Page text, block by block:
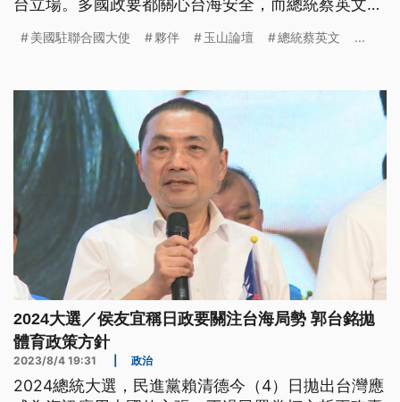
安全可信賴的夥伴。
美國駐聯合國大使 夥伴 玉山論壇 總統蔡英文 ...
2024大選／侯友宜稱日政要關注台海局勢 郭台銘拋
體育政策方針
2023/8/4 19:31 政治
2024總統大選，民進黨賴清德今（4）日拋出台灣應